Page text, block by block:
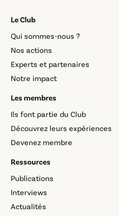
Le Club
Qui sommes-nous ?
Nos actions
Experts et partenaires
Notre impact
Les membres
Ils font partie du Club
Découvrez leurs expériences
Devenez membre
Ressources
Publications
Interviews
Actualités